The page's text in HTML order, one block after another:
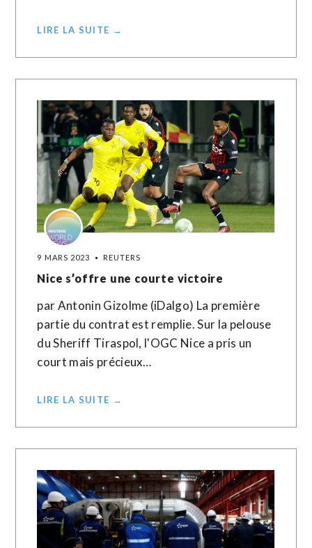
LIRE LA SUITE →
9 MARS 2023 REUTERS
Nice s’offre une courte victoire
par Antonin Gizolme (iDalgo) La première
partie du contrat est remplie. Sur la pelouse
du Sheriff Tiraspol, l'OGC Nice a pris un
court mais précieux…
LIRE LA SUITE →